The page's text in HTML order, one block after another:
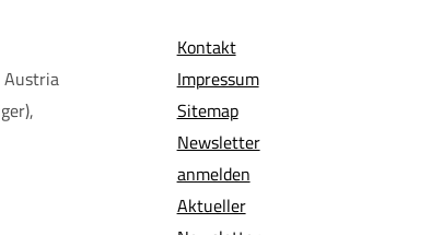
Austria
Kontakt
Impressum
Sitemap
Newsletter
anmelden
Aktueller